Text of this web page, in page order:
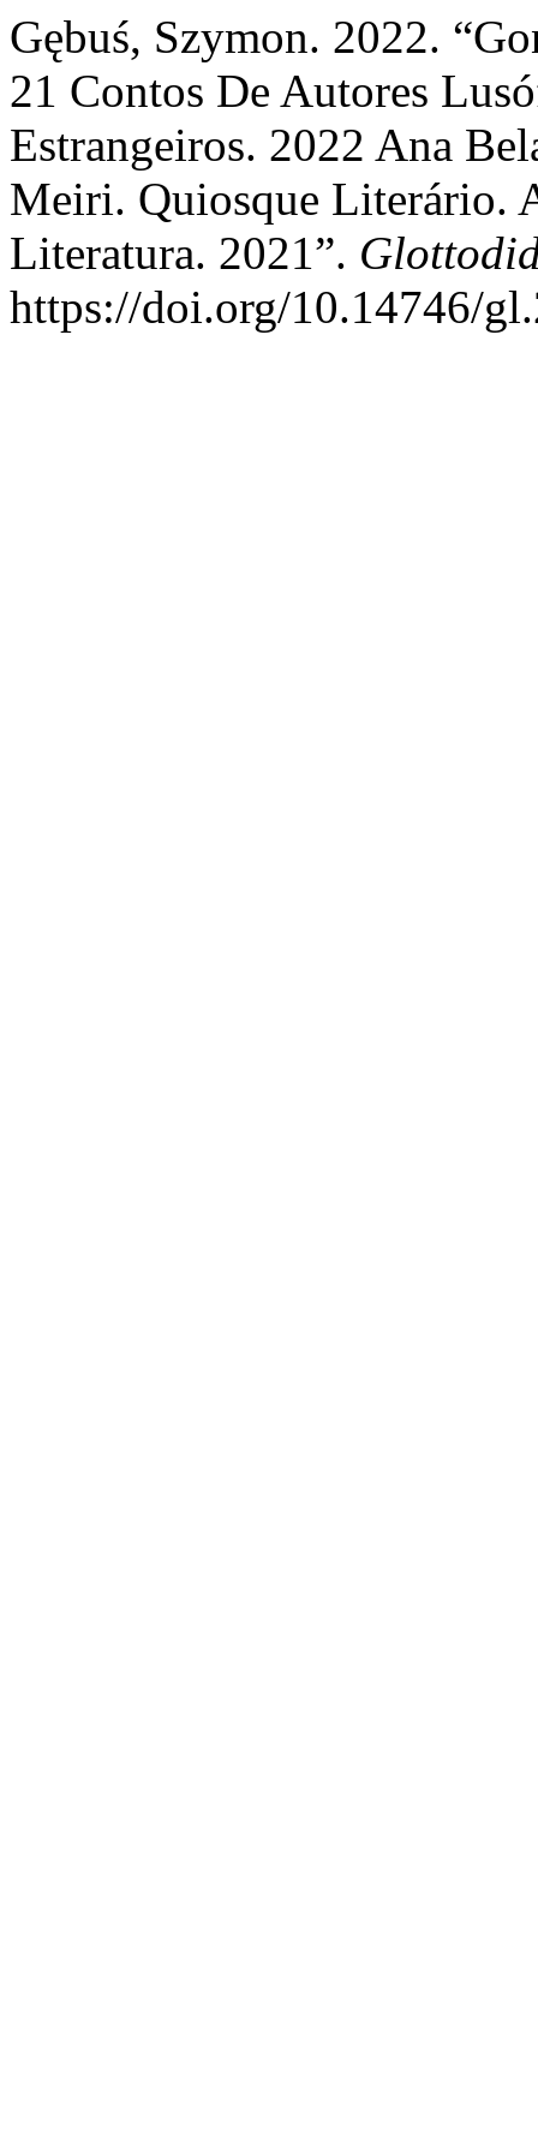
Gębuś, Szymon. 2022.
21 Contos De Autores
Estrangeiros. 2022 Ana
Meiri. Quiosque Literário.
Literatura. 2021”.
https://doi.org/10.14746/